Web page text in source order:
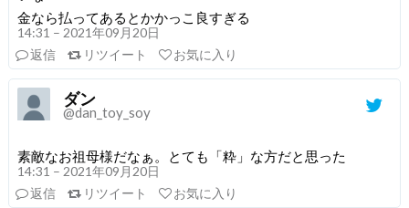
金なら払ってあるとかかっこ良すぎる
14:31 – 2021年09月20日
返信
リツイート お気に入り
ダン
@dan_toy_soy
素敵なお祖母様だなぁ。とても「粋」な方だと思った
14:31 – 2021年09月20日
返信
リツイート お気に入り